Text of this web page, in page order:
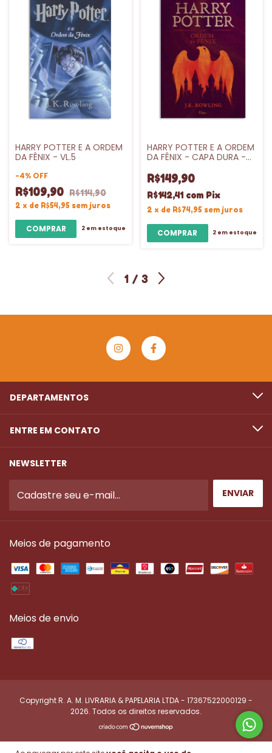
HARRY POTTER E A ORDEM
DA FÊNIX - VL.5
-4% OFF
R$109,90 R$114,90
2 x de R$54,95 sem juros
2em estoque
HARRY POTTER E A ORDEM
DA FÊNIX - CAPA DURA -
R$149,90
R$142,41 com Pix
2 x de R$74,95 sem juros
2 em estoque
1 / 3
DEPARTAMENTOS
ENTRE EM CONTATO
NEWSLETTER
Meios de pagamento
Meios de envio
Copyright R. A. M. LIVRARIA & PAPELARIA LTDA - 17367522000129 -
2026. Todos os direitos reservados.